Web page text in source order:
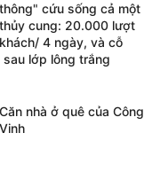
thông" cứu sống cả một
thủy cung: 20.000 lượt
khách/ 4 ngày, và cỗ
sau lớp lông trắng
Căn nhà ở quê của Công
Vinh